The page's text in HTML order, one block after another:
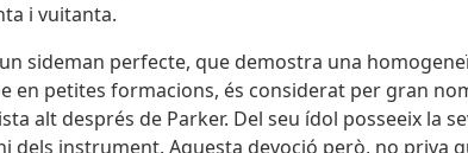
i vuitanta.
sideman perfecte, que demostra una
en petites formacions, és considerat per gran
alt després de Parker. Del seu ídol posseeix la
dels instrument. Aquesta devoció però, no priva